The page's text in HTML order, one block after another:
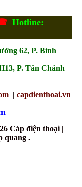
Hotline:
62, P. Bình
P. Tân Chánh
| capdienthoai.vn
Cáp điện thoại |
quang .